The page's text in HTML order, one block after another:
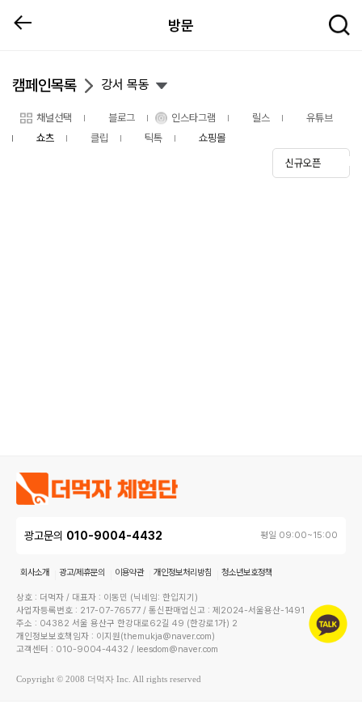
방문
캠페인목록 강서 목동
채널선택 블로그 인스타그램 릴스
유튜브
쇼츠
클립 틱톡 쇼핑몰
신규오픈
광고문의 010-9004-4432 평일 09:00~15:00
회사소개 광고/제휴문의 이용약관 개인정보처리방침 청소년보호정책
상호 : 더먹자 / 대표자 : 이동민 (닉네임: 한입지기)
사업자등록번호 : 217-07-76577 / 통신판매업신고 : 제2024-서울용산-1491
주소 : 04382 서울 용산구 한강대로62길 49 (한강로1가) 2
개인정보보호책임자 : 이지원(themukja@naver.com)
고객센터 : 010-9004-4432 / leesdom@naver.com
Copyright © 2008 더먹자 Inc. All rights reserved